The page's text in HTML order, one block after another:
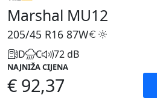
Marshal MU12
205/45 R16 87W
D C 72 dB
NAJNIŽA CIJENA
€ 92,37